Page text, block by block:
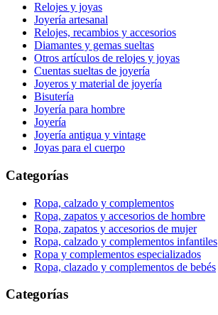
Relojes y joyas
Joyería artesanal
Relojes, recambios y accesorios
Diamantes y gemas sueltas
Otros artículos de relojes y joyas
Cuentas sueltas de joyería
Joyeros y material de joyería
Bisutería
Joyería para hombre
Joyería
Joyería antigua y vintage
Joyas para el cuerpo
Categorías
Ropa, calzado y complementos
Ropa, zapatos y accesorios de hombre
Ropa, zapatos y accesorios de mujer
Ropa, calzado y complementos infantiles
Ropa y complementos especializados
Ropa, clazado y complementos de bebés
Categorías